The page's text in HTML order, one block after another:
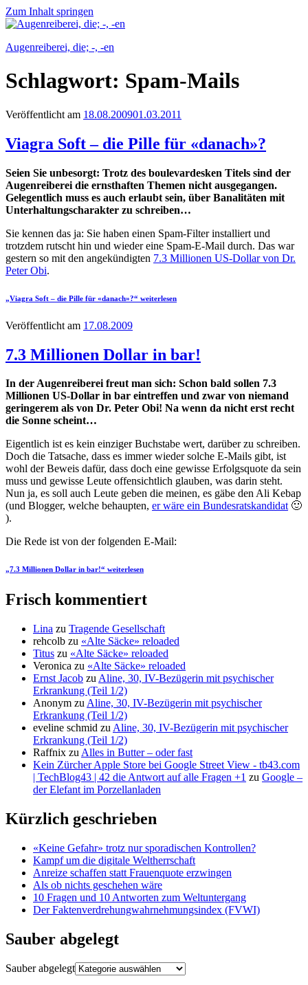
Zum Inhalt springen
Augenreiberei, die; -, -en
Schlagwort: Spam-Mails
Veröffentlicht am 18.08.200901.03.2011
Viagra Soft – die Pille für «danach»?
Seien Sie unbesorgt: Trotz des boulevardesken Titels sind der
Augenreiberei die ernsthaften Themen nicht ausgegangen.
Gelegentlich muss es auch erlaubt sein, über Banalitäten mit
Unterhaltungscharakter zu schreiben…
Sie kennen das ja: Sie haben einen Spam-Filter installiert und
trotzdem rutscht hin und wieder eine Spam-E-Mail durch. Das war
gestern so mit den angekündigten 7.3 Millionen US-Dollar von Dr.
Peter Obi.
„Viagra Soft – die Pille für «danach»?“ weiterlesen
Veröffentlicht am 17.08.2009
7.3 Millionen Dollar in bar!
In der Augenreiberei freut man sich: Schon bald sollen 7.3
Millionen US-Dollar in bar eintreffen und zwar von niemand
geringerem als von Dr. Peter Obi! Na wenn da nicht erst recht
die Sonne scheint…
Eigentlich ist es kein einziger Buchstabe wert, darüber zu schreiben.
Doch die Tatsache, dass es immer wieder solche E-Mails gibt, ist
wohl der Beweis dafür, dass doch eine gewisse Erfolgsquote da sein
muss und gewisse Leute offensichtlich glauben, was darin steht.
Nun ja, es soll auch Leute geben die meinen, es gäbe den Ali Kebap
(und Blogger, welche behaupten, er wäre ein Bundesratskandidat🙂
).
Die Rede ist von der folgenden E-Mail:
„7.3 Millionen Dollar in bar!“ weiterlesen
Frisch kommentiert
Lina zu Tragende Gesellschaft
rehcolb zu «Alte Säcke» reloaded
Titus zu «Alte Säcke» reloaded
Veronica zu «Alte Säcke» reloaded
Ernst Jacob zu Aline, 30, IV-Bezügerin mit psychischer
Erkrankung (Teil 1/2)
Anonym zu Aline, 30, IV-Bezügerin mit psychischer
Erkrankung (Teil 1/2)
eveline schmid zu Aline, 30, IV-Bezügerin mit psychischer
Erkrankung (Teil 1/2)
Raffnix zu Alles in Butter – oder fast
Kein Zürcher Apple Store bei Google Street View - tb43.com
| TechBlog43 | 42 die Antwort auf alle Fragen +1 zu Google –
der Elefant im Porzellanladen
Kürzlich geschrieben
«Keine Gefahr» trotz nur sporadischen Kontrollen?
Kampf um die digitale Weltherrschaft
Anreize schaffen statt Frauenquote erzwingen
Als ob nichts geschehen wäre
10 Fragen und 10 Antworten zum Weltuntergang
Der Faktenverdrehungwahrnehmungsindex (FVWI)
Sauber abgelegt
Sauber abgelegt